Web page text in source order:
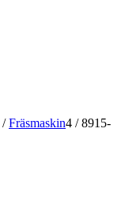
/ Fräsmaskin4 / 8915-